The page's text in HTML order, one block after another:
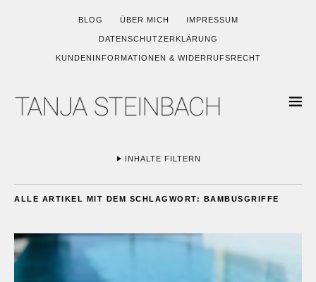
BLOG ÜBER MICH IMPRESSUM
DATENSCHUTZERKLÄRUNG
KUNDENINFORMATIONEN & WIDERRUFSRECHT
INHALTE FILTERN
ALLE ARTIKEL MIT DEM SCHLAGWORT: BAMBUSGRIFFE